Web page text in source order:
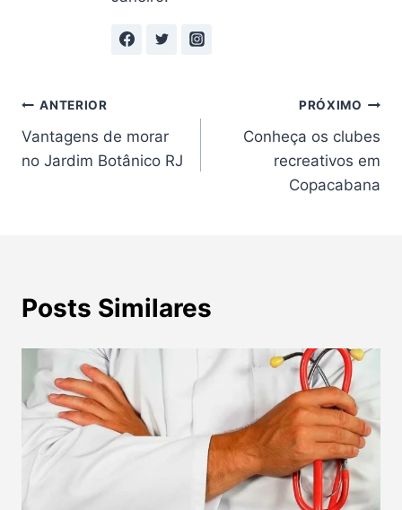
Navegação
de
ANTERIOR
Vantagens de morar
no Jardim Botânico RJ
PRÓXIMO
Conheça os clubes
recreativos em
Copacabana
Posts Similares